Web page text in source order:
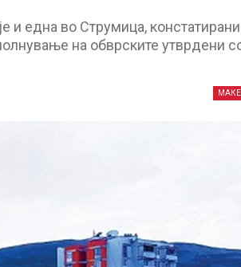
и една во Струмица,
на обврските утврдени